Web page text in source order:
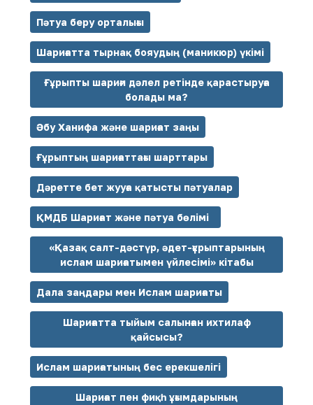
Пәтуа беру орталығы
Шариғатта тырнақ бояудың (маникюр) үкімі
Ғұрыпты шариғи дәлел ретінде қарастыруға
болады ма?
Әбу Ханифа және шариғат заңы
Ғұрыптың шариғаттағы шарттары
Дәретте бет жууға қатысты пәтуалар
ҚМДБ Шариғат және пәтуа бөлімі
«Қазақ салт-дәстүр, әдет-ғұрыптарының
ислам шариғатымен үйлесімі» кітабы
Дала заңдары мен Ислам шариғаты
Шариғатта тыйым салынған ихтилаф
қайсысы?
Ислам шариғатының бес ерекшелігі
Шариғат пен фиқһ ұғымдарының